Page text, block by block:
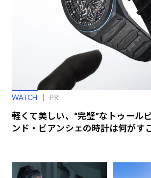
WATCH PR
軽くて美しい、“完璧”なトゥール
ンド・ビアンシェの時計は何がす